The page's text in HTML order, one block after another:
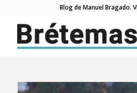
Blog de Manuel Bragado.